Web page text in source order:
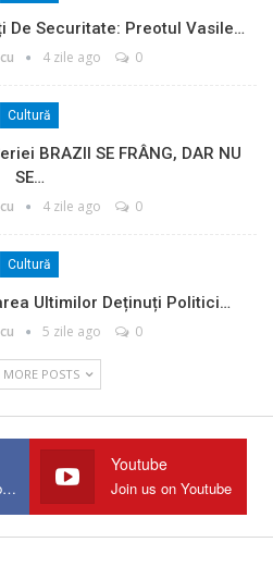
De Securitate: Preotul Vasile…
4 zile ago 0
Cultură
BRAZII SE FRÂNG, DAR NU
SE…
4 zile ago 0
Cultură
Ultimilor Deținuți Politici…
5 zile ago 0
POSTS
Join us on Facebook
Youtube
Join us on Youtube